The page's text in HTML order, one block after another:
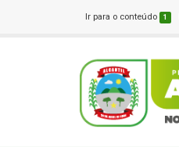
Ir para o conteúdo 1